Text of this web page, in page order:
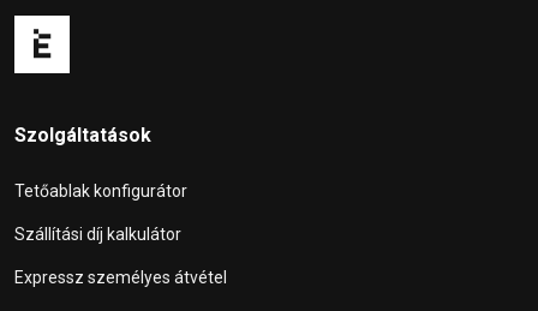
Szolgáltatások
Tetőablak konfigurátor
Szállítási díj kalkulátor
Expressz személyes átvétel